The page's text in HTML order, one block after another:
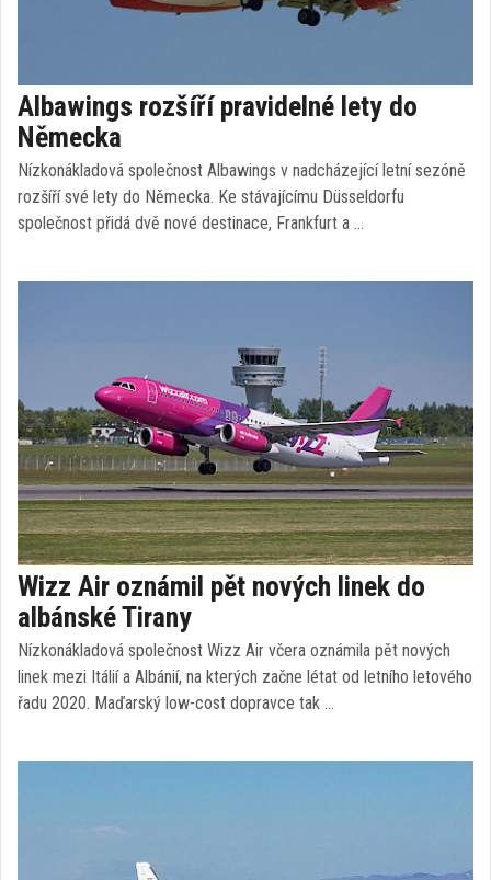
Albawings rozšíří pravidelné lety do
Německa
Nízkonákladová společnost Albawings v nadcházející letní sezóně
rozšíří své lety do Německa. Ke stávajícímu Düsseldorfu
společnost přidá dvě nové destinace, Frankfurt a …
Wizz Air oznámil pět nových linek do
albánské Tirany
Nízkonákladová společnost Wizz Air včera oznámila pět nových
linek mezi Itálií a Albánií, na kterých začne létat od letního letového
řadu 2020. Maďarský low-cost dopravce tak …